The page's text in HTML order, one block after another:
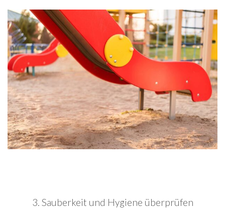
3. Sauberkeit und Hygiene überprüfen